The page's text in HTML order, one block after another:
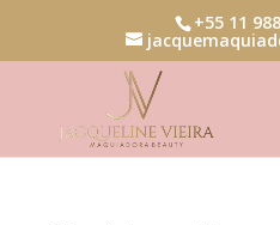
+55 11